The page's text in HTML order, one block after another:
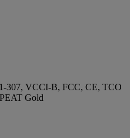
307, VCCI-B, FCC, CE, TCO
Gold